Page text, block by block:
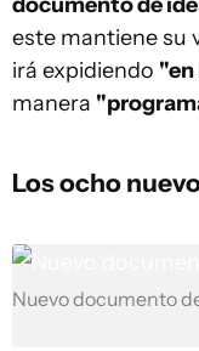
este mantiene su
irá expidiendo "en
manera
Los ocho
Nuevo documento